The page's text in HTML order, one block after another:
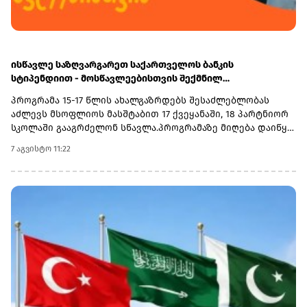
ისწავლე საზღვარგარეთ საქართველოს ბანკის
სტიპენდიით - მოსწავლეებისთვის შექმნილ
პროგრამა 15-17 წლის ახალგაზრდებს შესაძლებლობას
აძლევს მსოფლიოს მასშტაბით 17 ქვეყანაში, 18 პარტნიორ
სკოლაში გააგრძელონ სწავლა.პროგრამაზე მიღება დაიწყო
ეწვიეთ ვებგვერდს. ინფორმაციისთვის, გაერთიანებული
მსოფლიო სკოლები (UWC) წარმოადგენს საერთაშორისო
საგანმანათლებლო მოძრაობას ახალგაზრდებისთვის,
სხვადასხვა ერისა და კულტურის დასაახლოებლად და ამ
გზით შეუწყოს ხელი მშვიდობიანი და მდგრადი მომავლის
შექმნას. UWC მსოფლიოს სხვადასხვა კონტინენტის 18
საერთაშორისო სკოლასა და კოლეჯს აერთიანებს.
პროგრამის ფარგლებში სწავლება მიმდინარეობს 17
სხვადასხვა ქვეყანაში, მათ შორის − კანადაში, აშშ-ში,
ჩინეთში, იაპონიაში, ტაილანდში, გერმანიასა და
7 აგვისტო 11:22